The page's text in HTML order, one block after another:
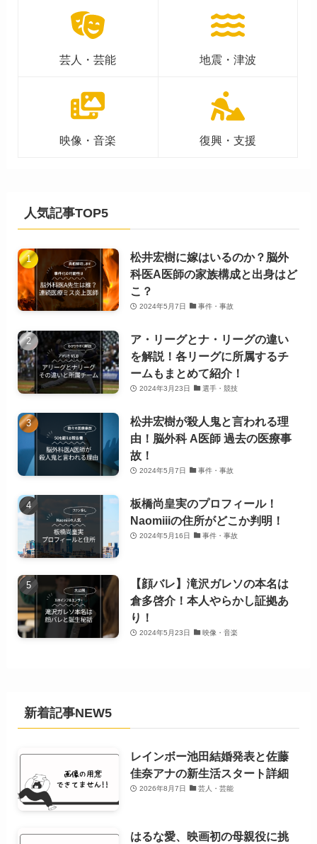
芸人・芸能 地震・津波
映像・音楽 復興・支援
人気記事TOP5
松井宏樹に嫁はいるのか？脳外
科医A医師の家族構成と出身はど
こ？
2024年5月7日 事件・事故
ア・リーグとナ・リーグの違い
を解説！各リーグに所属するチ
ームもまとめて紹介！
2024年3月23日 選手・競技
松井宏樹が殺人鬼と言われる理
由！脳外科 A医師 過去の医療事
故！
2024年5月7日 事件・事故
板橋尚皇実のプロフィール！
Naomiiiの住所がどこか判明！
2024年5月16日 事件・事故
【顔バレ】滝沢ガレソの本名は
倉多啓介！本人やらかし証拠あ
り！
2024年5月23日 映像・音楽
新着記事NEW5
レインボー池田結婚発表と佐藤
佳奈アナの新生活スタート詳細
2026年8月7日 芸人・芸能
はるな愛、映画初の母親役に挑